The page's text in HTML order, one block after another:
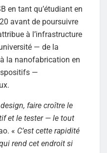
en tant qu’étudiant en
avant de poursuivre
à l’infrastructure
— de la
la nanofabrication en
—
faire croître le
et le tester — le tout
« C’est cette rapidité
rend cet endroit si